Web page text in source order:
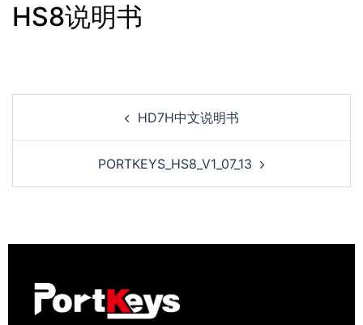
HS8说明书
HD7H中文说明书
PORTKEYS_HS8_V1_07_13